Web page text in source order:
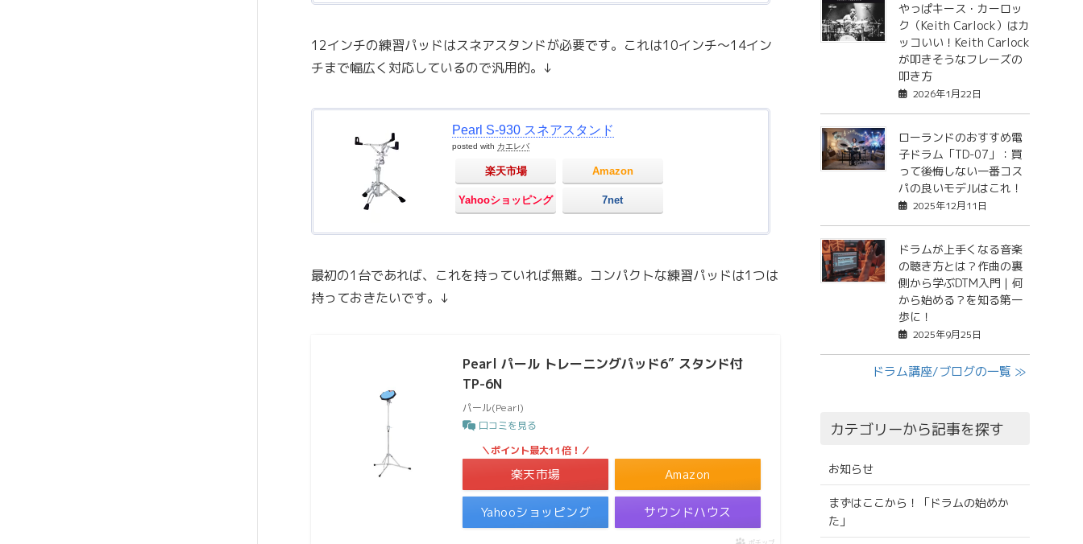
12インチの練習パッドはスネアスタンドが必要です。これは10インチ〜14イン
チまで幅広く対応しているので汎用的。↓
Pearl S-930 スネアスタンド
posted with カエレバ
楽天市場 Amazon
Yahooショッピング 7net
最初の1台であれば、これを持っていれば無難。コンパクトな練習パッドは1つは
持っておきたいです。↓
Pearl パール トレーニングパッド6″ スタンド付
TP-6N
パール(Pearl)
口コミを見る
Amazon
＼ポイント最大11倍！／
楽天市場
Yahooショッピング サウンドハウス
やっぱキース・カーロッ
ク（Keith Carlock）はカ
ッコいい！Keith Carlock
が叩きそうなフレーズの
叩き方
2026年1月22日
ローランドのおすすめ電
子ドラム「TD-07」：買
って後悔しない一番コス
パの良いモデルはこれ！
2025年12月11日
ドラムが上手くなる音楽
の聴き方とは？作曲の裏
側から学ぶDTM入門｜何
から始める？を知る第一
歩に！
2025年9月25日
ドラム講座/ブログの一覧 ≫
カテゴリーから記事を探す
お知らせ
まずはここから！「ドラムの始めか
た」